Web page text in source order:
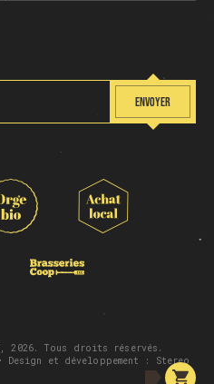
ENVOYER
2026. Tous droits réservés.
Design et développement : Stereo